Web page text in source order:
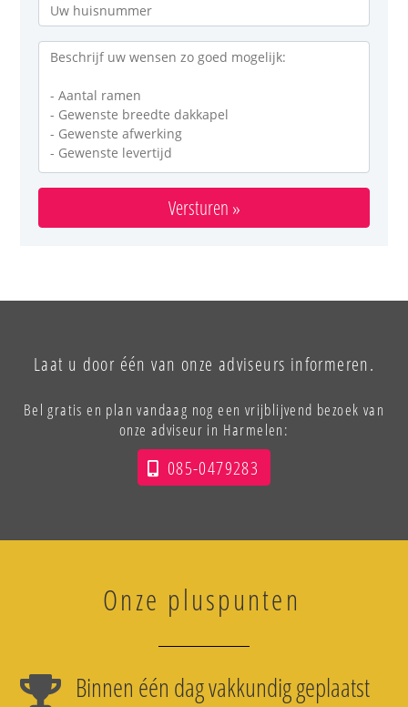
Versturen »
Laat u door één van onze adviseurs informeren.
Bel gratis en plan vandaag nog een vrijblijvend bezoek van
onze adviseur in Harmelen:
085-0479283
Onze pluspunten
Binnen één dag vakkundig geplaatst